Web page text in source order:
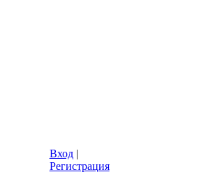
Вход|
Регистрация